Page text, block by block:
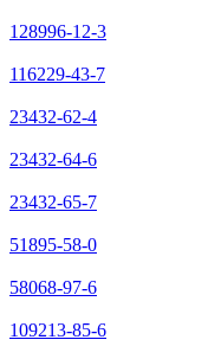
128996-12-3
116229-43-7
23432-62-4
23432-64-6
23432-65-7
51895-58-0
58068-97-6
109213-85-6